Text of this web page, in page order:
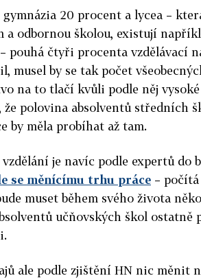
20 procent a lycea –
a odbornou školou, existují
pouhá čtyři procenta vzdělávací
musel by se tak počet
na to tlačí kvůli podle něj vysoké
že polovina absolventů středních
by měla probíhat až tam.
vzdělání je navíc podle expertů do
se měnícímu trhu práce –
muset během svého života
učňovských škol ostatně
ale podle zjištění HN nic měnit